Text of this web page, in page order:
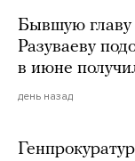
Бывшую
Разуваеву
в июне
день назад